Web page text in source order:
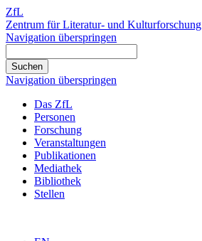
ZfL
Zentrum für Literatur- und Kulturforschung
Navigation überspringen
Navigation überspringen
Das ZfL
Personen
Forschung
Veranstaltungen
Publikationen
Mediathek
Bibliothek
Stellen